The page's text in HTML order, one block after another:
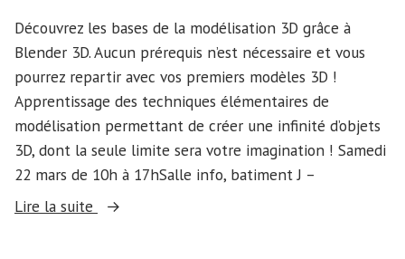
Découvrez les bases de la modélisation 3D grâce à
Blender 3D. Aucun prérequis n’est nécessaire et vous
pourrez repartir avec vos premiers modèles 3D !
Apprentissage des techniques élémentaires de
modélisation permettant de créer une infinité d’objets
3D, dont la seule limite sera votre imagination ! Samedi
22 mars de 10h à 17hSalle info, batiment J –
Lire la suite
« Stage